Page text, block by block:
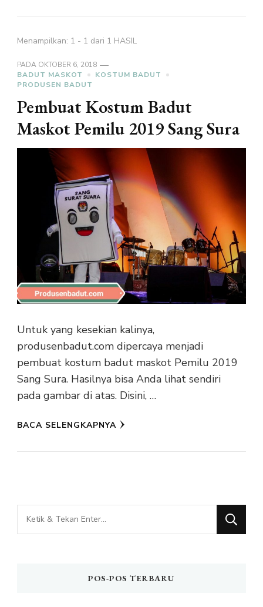
Menampilkan: 1 - 1 dari 1 HASIL
PADA OKTOBER 6, 2018
BADUT MASKOT
KOSTUM BADUT
PRODUSEN BADUT
Pembuat Kostum Badut
Maskot Pemilu 2019 Sang Sura
Untuk yang kesekian kalinya,
produsenbadut.com dipercaya menjadi
pembuat kostum badut maskot Pemilu 2019
Sang Sura. Hasilnya bisa Anda lihat sendiri
pada gambar di atas. Disini, …
BACA SELENGKAPNYA
Mencari
Sesuatu?
POS-POS TERBARU